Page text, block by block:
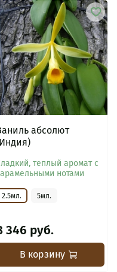
абсолют
теплый аромат с
нотами
2.5мл. 5мл.
346 руб.
В корзину